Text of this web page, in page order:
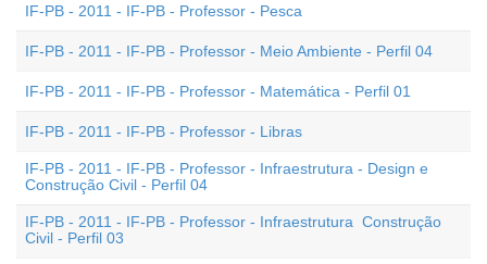
IF-PB - 2011 - IF-PB - Professor - Pesca
IF-PB - 2011 - IF-PB - Professor - Meio Ambiente - Perfil 04
IF-PB - 2011 - IF-PB - Professor - Matemática - Perfil 01
IF-PB - 2011 - IF-PB - Professor - Libras
IF-PB - 2011 - IF-PB - Professor - Infraestrutura - Design e
Construção Civil - Perfil 04
IF-PB - 2011 - IF-PB - Professor - Infraestrutura  Construção
Civil - Perfil 03